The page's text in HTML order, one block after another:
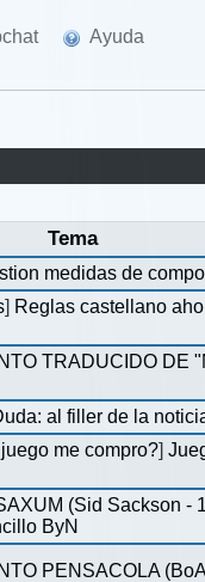
Ayuda
Tema
medidas de
] Reglas castellano
TRADUCIDO DE
al filler de la
me compro?]
(Sid Sackson -
ByN
PENSACOLA